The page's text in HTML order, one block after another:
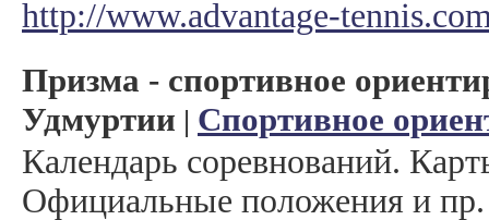
http://www.advantage-
Призма - спортивное
Удмуртии | Спортивное
Календарь соревнований.
Официальные положения и пр.